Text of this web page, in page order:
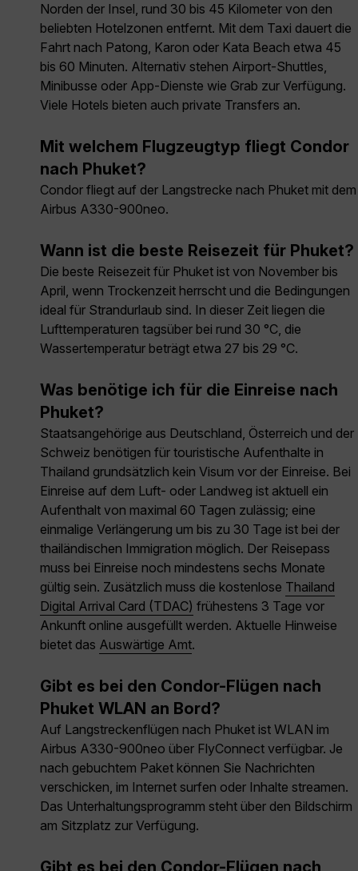
Norden der Insel, rund 30 bis 45 Kilometer von den
beliebten Hotelzonen entfernt. Mit dem Taxi dauert die
Fahrt nach Patong, Karon oder Kata Beach etwa 45
bis 60 Minuten. Alternativ stehen Airport-Shuttles,
Minibusse oder App-Dienste wie Grab zur Verfügung.
Viele Hotels bieten auch private Transfers an.
Mit welchem Flugzeugtyp fliegt Condor
nach Phuket?
Condor fliegt auf der Langstrecke nach Phuket mit dem
Airbus A330-900neo.
Wann ist die beste Reisezeit für Phuket?
Die beste Reisezeit für Phuket ist von November bis
April, wenn Trockenzeit herrscht und die Bedingungen
ideal für Strandurlaub sind. In dieser Zeit liegen die
Lufttemperaturen tagsüber bei rund 30 °C, die
Wassertemperatur beträgt etwa 27 bis 29 °C.
Was benötige ich für die Einreise nach
Phuket?
Staatsangehörige aus Deutschland, Österreich und der
Schweiz benötigen für touristische Aufenthalte in
Thailand grundsätzlich kein Visum vor der Einreise. Bei
Einreise auf dem Luft- oder Landweg ist aktuell ein
Aufenthalt von maximal 60 Tagen zulässig; eine
einmalige Verlängerung um bis zu 30 Tage ist bei der
thailändischen Immigration möglich. Der Reisepass
muss bei Einreise noch mindestens sechs Monate
gültig sein. Zusätzlich muss die kostenlose Thailand
Digital Arrival Card (TDAC) frühestens 3 Tage vor
Ankunft online ausgefüllt werden. Aktuelle Hinweise
bietet das Auswärtige Amt.
Gibt es bei den Condor-Flügen nach
Phuket WLAN an Bord?
Auf Langstreckenflügen nach Phuket ist WLAN im
Airbus A330-900neo über FlyConnect verfügbar. Je
nach gebuchtem Paket können Sie Nachrichten
verschicken, im Internet surfen oder Inhalte streamen.
Das Unterhaltungsprogramm steht über den Bildschirm
am Sitzplatz zur Verfügung.